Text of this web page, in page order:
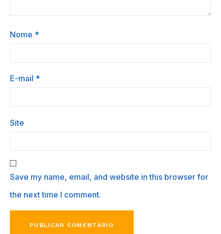
Nome *
E-mail *
Site
Save my name, email, and website in this browser for
the next time I comment.